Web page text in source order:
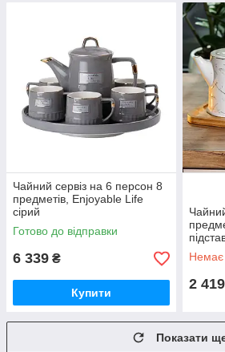
Чайний сервіз на 6 персон 8
предметів, Enjoyable Life
сірий
Готово до відправки
6 339 ₴
Купити
Немає
2 419
Показати